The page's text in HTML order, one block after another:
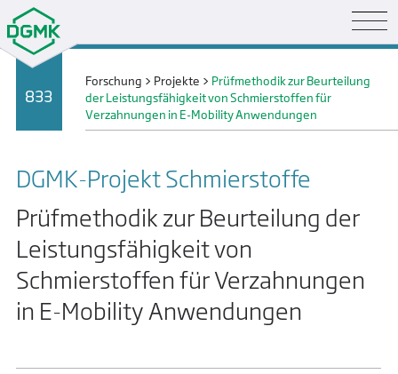
833
Forschung > Projekte > Prüfmethodik zur Beurteilung
der Leistungsfähigkeit von Schmierstoffen für
Verzahnungen in E-Mobility Anwendungen
DGMK-Projekt Schmier­stoffe
Prüfmethodik zur Beurteilung der
Leistungsfähigkeit von
Schmierstoffen für Verzahnungen
in E-Mobility Anwendungen